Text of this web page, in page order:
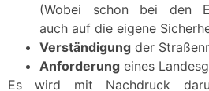
(Wobei schon bei den
auch auf die eigene
Verständigung der
Anforderung eines
Es wird mit Nachdruck